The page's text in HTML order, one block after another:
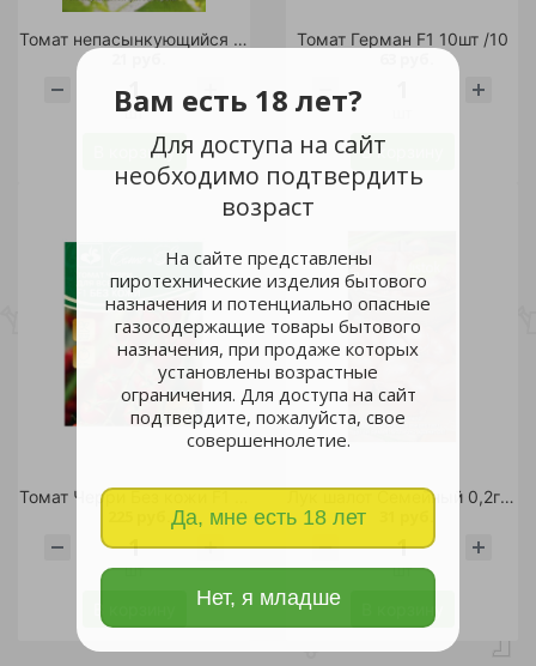
Вам есть 18 лет?
Для доступа на сайт
необходимо подтвердить
возраст
На сайте представлены
пиротехнические изделия бытового
назначения и потенциально опасные
газосодержащие товары бытового
назначения, при продаже которых
установлены возрастные
ограничения. Для доступа на сайт
подтвердите, пожалуйста, свое
совершеннолетие.
Да, мне есть 18 лет
Нет, я младше
Томат непасынкующийся Ультраскороспелый 20шт /10
шт
В корзину
Томат Герман F1 10шт /10
В корзину
Томат Черри Без кожи F1 3шт/5
шт
Лук шалот Семейный 0,2гр /10
шт